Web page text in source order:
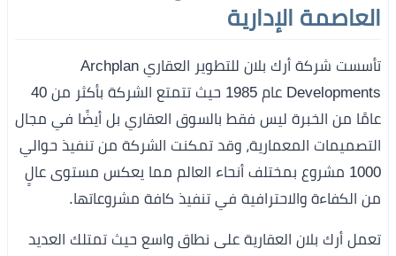
العاصمة الإدارية
تأسست شركة أرك بلان للتطوير العقاري Archplan
Developments عام 1985 حيث تتمتع الشركة بأكثر من 40
عامًا من الخبرة ليس فقط بالسوق العقاري بل أيضًا في مجال
التصميمات المعمارية، وقد تمكنت الشركة من تنفيذ حوالي
1000 مشروع بمختلف أنحاء العالم مما يعكس مستوى عالٍ
من الكفاءة والاحترافية في تنفيذ كافة مشروعاتها.
تعمل أرك بلان العقارية على نطاق واسع حيث تمتلك العديد